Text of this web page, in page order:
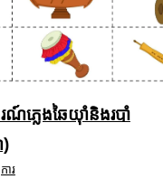
ភ្លេងឆៃយ៉ាំនិងរបាំ
ារ